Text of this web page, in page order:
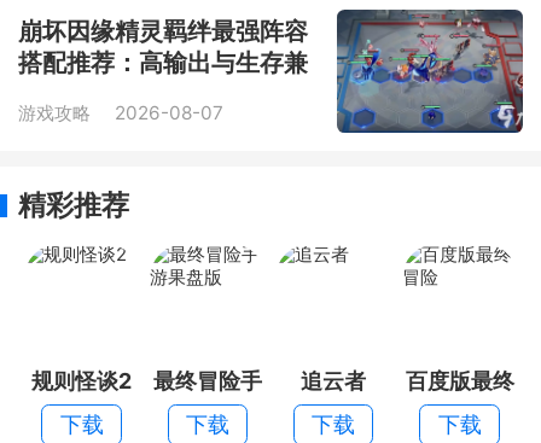
崩坏因缘精灵羁绊最强阵容
搭配推荐：高输出与生存兼
游戏攻略 2026-08-07
精彩推荐
规则怪谈2
下载
最终冒险手
游果盘版
下载
追云者
下载
百度版最终
冒险
下载